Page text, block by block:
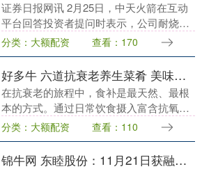
证券日报网讯 2月25日，中天火箭在互动
平台回答投资者提问时表示，公司耐烧蚀
组件产品已实现供货。 （文章来源：证券
日报） 海量资讯、精准解读，尽在新浪财
经APP....
分类：大额配资 查看：170
好多牛 六道抗衰老养生菜肴 美味又抗衰丨美丽妆阁
在抗衰老的旅程中，食补是最天然、最根
本的方式。通过日常饮食摄入富含抗氧化
物质、优质蛋白和健康脂肪的食材，能从
内而外延缓衰老进程。以下是六道简单易
做、营养丰富的抗....
分类：大额配资 查看：110
锦牛网 东睦股份：11月21日获融资买入334780万元